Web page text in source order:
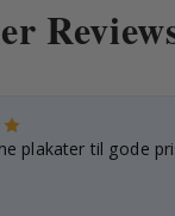
plakater til gode